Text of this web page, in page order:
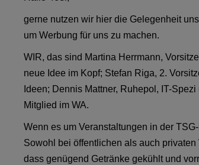
gerne nutzen wir hier die Gelegenheit
um Werbung für uns zu machen.
WIR, das sind Martina Herrmann,
neue Idee im Kopf; Stefan Riga, 2.
Ideen; Dennis Mattner, Ruhepol, IT-
Mitglied im WA.
Wenn es um Veranstaltungen in der
Sowohl bei öffentlichen als auch
dass genügend Getränke gekühlt und